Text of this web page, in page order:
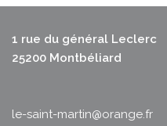
1 rue du général Leclerc
25200 Montbéliard
le-saint-martin@orange.fr